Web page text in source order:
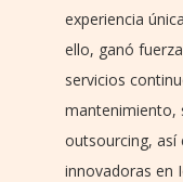
experiencia
ello, ganó
servicios
mantenimiento,
outsourcing, así
innovadoras en